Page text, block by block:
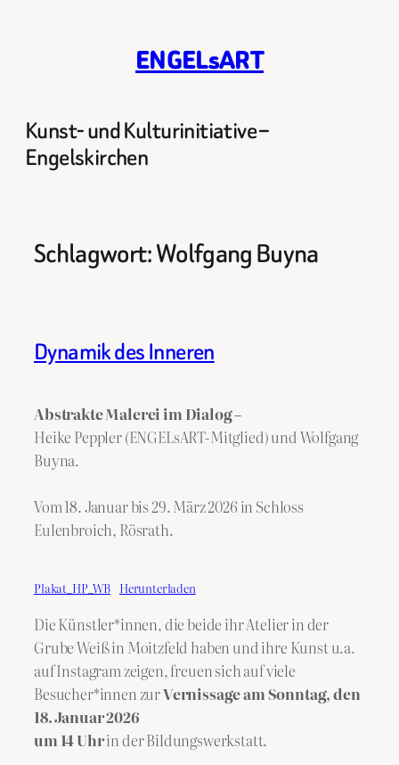
ENGELsART
Kunst- und Kulturinitiative –
Engelskirchen
Schlagwort:Wolfgang Buyna
Dynamik des Inneren
Abstrakte Malerei im Dialog –
Heike Peppler (ENGELsART-Mitglied) und Wolfgang
Buyna.
Vom 18. Januar bis 29. März 2026 in Schloss
Eulenbroich, Rösrath.
Plakat_HP_WB Herunterladen
Die Künstler*innen, die beide ihr Atelier in der
Grube Weiß in Moitzfeld haben und ihre Kunst u.a.
auf Instagram zeigen, freuen sich auf viele
Besucher*innen zurVernissage am Sonntag, den
18. Januar 2026
um 14 Uhrin der Bildungswerkstatt.